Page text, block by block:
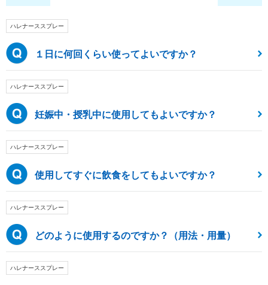
ハレナーススプレー
１日に何回くらい使ってよいですか？
ハレナーススプレー
妊娠中・授乳中に使用してもよいですか？
ハレナーススプレー
使用してすぐに飲食をしてもよいですか？
ハレナーススプレー
どのように使用するのですか？（用法・用量）
ハレナーススプレー